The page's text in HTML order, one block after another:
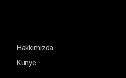
Hakkımızda
Künye